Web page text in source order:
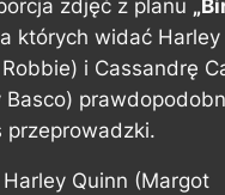
zdjęć z planu
których widać Harley
i Cassandrę
Basco)
przeprowadzki.
Quinn (Margot